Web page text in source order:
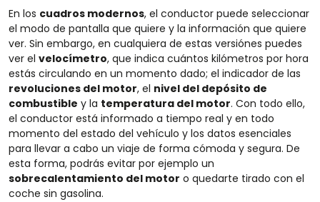
En los cuadros modernos, el conductor puede seleccionar
el modo de pantalla que quiere y la información que quiere
ver. Sin embargo, en cualquiera de estas versiónes puedes
ver el velocímetro, que indica cuántos kilómetros por hora
estás circulando en un momento dado; el indicador de las
revoluciones del motor, el nivel del depósito de
combustible y la temperatura del motor. Con todo ello,
el conductor está informado a tiempo real y en todo
momento del estado del vehículo y los datos esenciales
para llevar a cabo un viaje de forma cómoda y segura. De
esta forma, podrás evitar por ejemplo un
sobrecalentamiento del motor o quedarte tirado con el
coche sin gasolina.